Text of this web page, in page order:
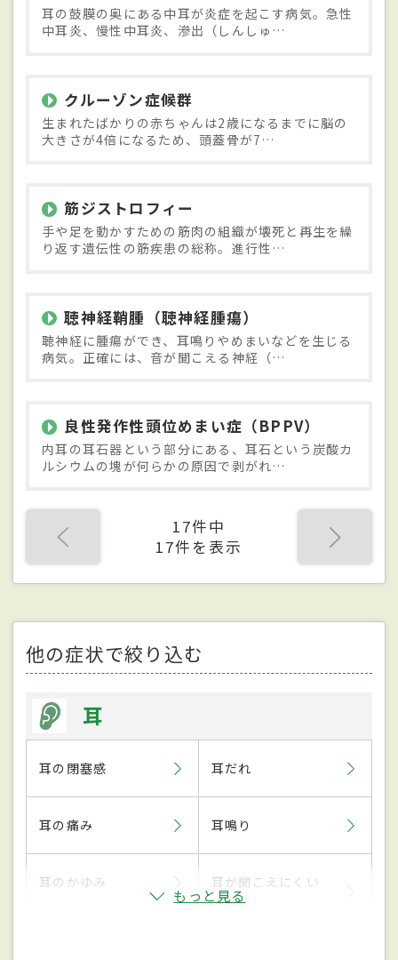
耳の鼓膜の奥にある中耳が炎症を起こす病気。急性
中耳炎、慢性中耳炎、滲出（しんしゅ…
クルーゾン症候群
生まれたばかりの赤ちゃんは2歳になるまでに脳の
大きさが4倍になるため、頭蓋骨が7…
筋ジストロフィー
手や足を動かすための筋肉の組織が壊死と再生を繰
り返す遺伝性の筋疾患の総称。進行性…
聴神経鞘腫（聴神経腫瘍）
聴神経に腫瘍ができ、耳鳴りやめまいなどを生じる
病気。正確には、音が聞こえる神経（…
良性発作性頭位めまい症（BPPV）
内耳の耳石器という部分にある、耳石という炭酸カ
ルシウムの塊が何らかの原因で剥がれ…
17件中
17件を表示
他の症状で絞り込む
耳
耳の閉塞感 耳だれ
耳の痛み 耳鳴り
耳のかゆみ
耳が聞こえにくい
（難聴）
もっと見る